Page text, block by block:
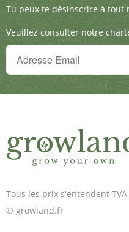
Tu peux te désinscrire à tout
Veuillez consulter notre
Tu ne peux plus rien
Inscris-toi à la newsletter &
Tous les prix s'entendent
© growland.fr